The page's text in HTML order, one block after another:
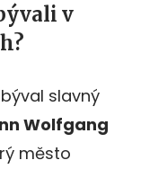
v
slavný
Wolfgang
město